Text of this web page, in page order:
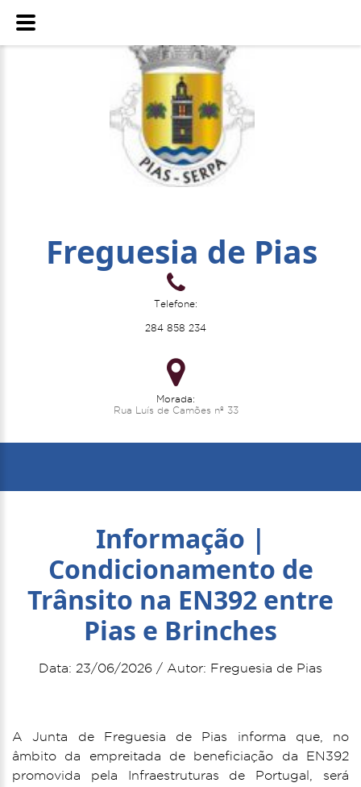
Freguesia de Pias
Telefone:
284 858 234
Morada:
Rua Luís de Camões nº 33
Informação |
Condicionamento de
Trânsito na EN392 entre
Pias e Brinches
Data: 23/06/2026 / Autor: Freguesia de Pias
A Junta de Freguesia de Pias informa que, no
âmbito da empreitada de beneficiação da EN392
promovida pela Infraestruturas de Portugal, será